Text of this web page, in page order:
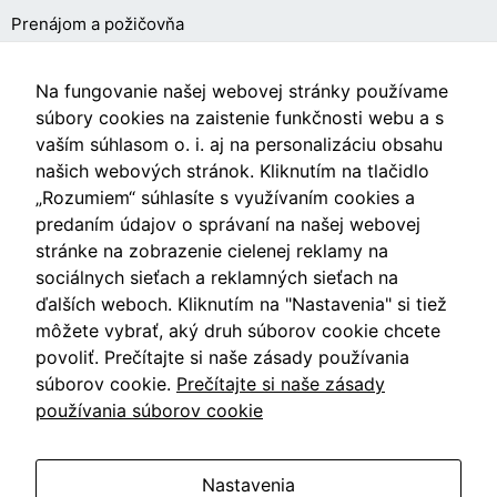
Prenájom a požičovňa
O NÁKUPE
Obchodné podmienky
Ochrana osobných údajov
Nastavenia cookies
Videá
Blog
Na fungovanie našej webovej stránky používame
súbory cookies na zaistenie funkčnosti webu a s
vaším súhlasom o. i. aj na personalizáciu obsahu
našich webových stránok. Kliknutím na tlačidlo
„Rozumiem“ súhlasíte s využívaním cookies a
predaním údajov o správaní na našej webovej
stránke na zobrazenie cielenej reklamy na
sociálnych sieťach a reklamných sieťach na
ďalších weboch. Kliknutím na "Nastavenia" si tiež
môžete vybrať, aký druh súborov cookie chcete
povoliť. Prečítajte si naše zásady používania
súborov cookie. Prečítajte si naše zásady
používania súborov cookie
Nastavenia
functionality will
the website.
Marketing
stránka
počas vašej
návštevy
fungovala
čo
najlepšie.
Ak tieto
súbory
cookie